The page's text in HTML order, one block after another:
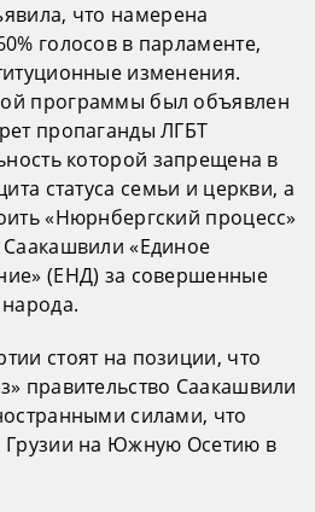
что намерена
голосов в парламенте,
изменения.
программы был объявлен
пропаганды ЛГБТ
которой запрещена в
статуса семьи и церкви, а
«Нюрнбергский процесс»
«Единое
(ЕНД) за совершенные
стоят на позиции, что
правительство Саакашвили
силами, что
Грузии на Южную Осетию в